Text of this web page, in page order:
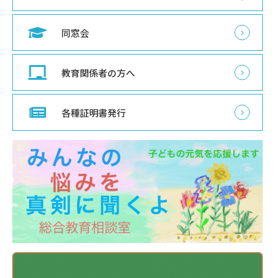
同窓会
教育関係者の方へ
各種証明書発行